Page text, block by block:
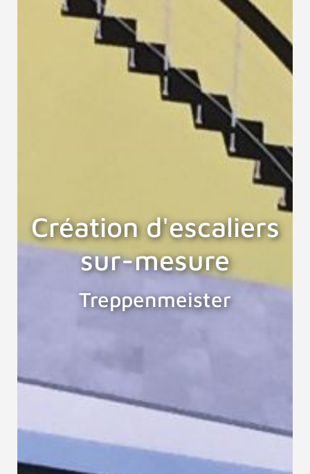
Création d'escaliers
sur-mesure
Treppenmeister